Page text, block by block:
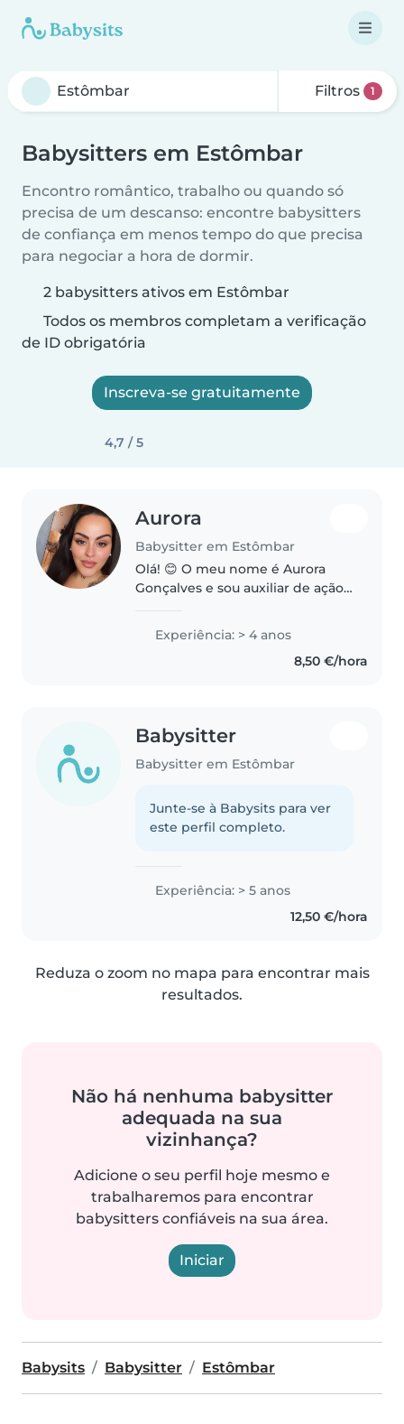
Filtros 1
Babysitters em Estômbar
Encontro romântico, trabalho ou quando só
precisa de um descanso: encontre babysitters
de confiança em menos tempo do que precisa
para negociar a hora de dormir.
2 babysitters ativos em Estômbar
Todos os membros completam a verificação
de ID obrigatória
Inscreva-se gratuitamente
4,7 / 5
Aurora
Babysitter em Estômbar
Olá! 😊 O meu nome é Aurora
Gonçalves e sou auxiliar de ação
acompanhamento e cuidado de
crianças em contexto escolar.
Tenho uma grande paixão por
Experiência: > 4 anos
8,50 €/hora
Babysitter
Babysitter em Estômbar
Junte-se à Babysits para ver
este perfil completo.
Experiência: > 5 anos
12,50 €/hora
Reduza o zoom no mapa para encontrar mais
resultados.
Não há nenhuma babysitter
adequada na sua
vizinhança?
Adicione o seu perfil hoje mesmo e
trabalharemos para encontrar
babysitters confiáveis na sua área.
Iniciar
Babysits Babysitter Estômbar